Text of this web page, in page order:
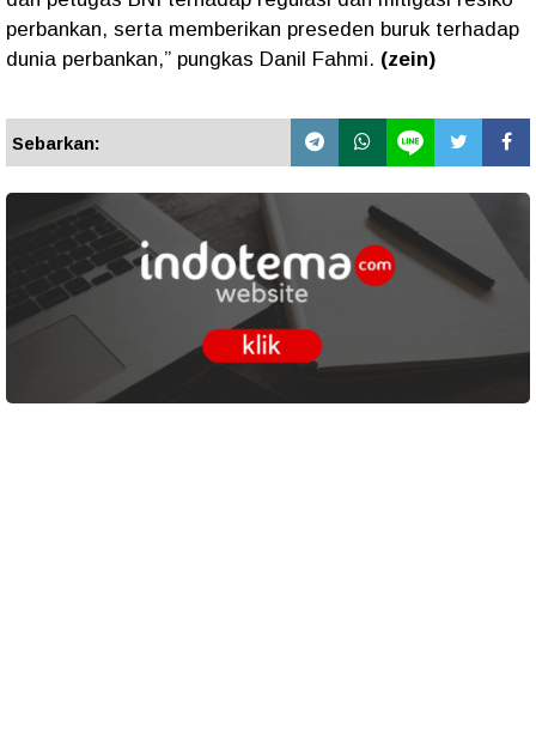
perbankan, serta memberikan preseden buruk terhadap
dunia perbankan,” pungkas Danil Fahmi. (zein)
Sebarkan: